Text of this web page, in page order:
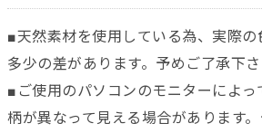
■天然素材を使用している為、実際
多少の差があります。予めご了承下さ
■ご使用のパソコンのモニターによっ
柄が異なって見える場合があります。